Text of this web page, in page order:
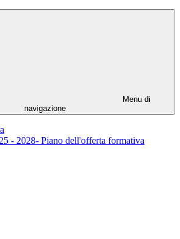
Menu di
navigazione
- 2028- Piano dell'offerta formativa